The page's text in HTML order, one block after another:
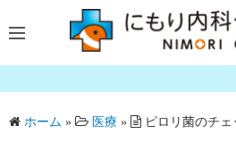
ン
へ
ホーム » 医療 » ピロリ菌のチ